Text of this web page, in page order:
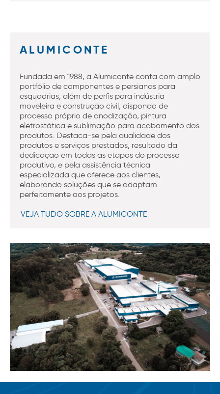
ALUMICONTE
Fundada em 1988, a Alumiconte conta com amplo
portfólio de componentes e persianas para
esquadrias, além de perfis para indústria
moveleira e construção civil, dispondo de
processo próprio de anodização, pintura
eletrostática e sublimação para acabamento dos
produtos. Destaca-se pela qualidade dos
produtos e serviços prestados, resultado da
dedicação em todas as etapas do processo
produtivo, e pela assistência técnica
especializada que oferece aos clientes,
elaborando soluções que se adaptam
perfeitamente aos projetos.
VEJA TUDO SOBRE A ALUMICONTE